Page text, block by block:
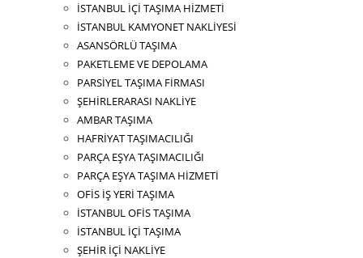
İSTANBUL İÇİ TAŞIMA HİZMETİ
İSTANBUL KAMYONET NAKLİYESİ
ASANSÖRLÜ TAŞIMA
PAKETLEME VE DEPOLAMA
PARSİYEL TAŞIMA FİRMASI
ŞEHİRLERARASI NAKLİYE
AMBAR TAŞIMA
HAFRİYAT TAŞIMACILIĞI
PARÇA EŞYA TAŞIMACILIĞI
PARÇA EŞYA TAŞIMA HİZMETİ
OFİS İŞ YERİ TAŞIMA
İSTANBUL OFİS TAŞIMA
İSTANBUL İÇİ TAŞIMA
ŞEHİR İÇİ NAKLİYE